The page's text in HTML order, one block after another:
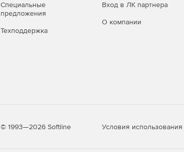
Специальные
предложения
Техподдержка
Вход в ЛК партнера
О компании
© 1993—2026 Softline Условия использования